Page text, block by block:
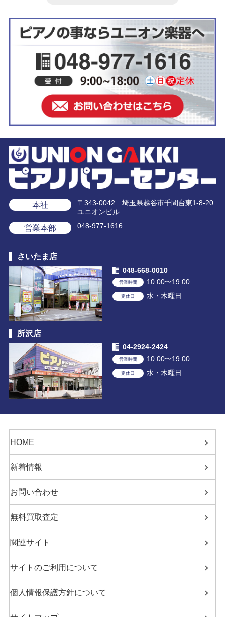
本社
〒343-0042 埼玉県越谷市千間台東1-8-20
ユニオンビル
営業本部 048-977-1616
さいたま店
048-668-0010
営業時間 10:00〜19:00
定休日 水・木曜日
所沢店
04-2924-2424
営業時間 10:00〜19:00
定休日 水・木曜日
HOME
新着情報
お問い合わせ
無料買取査定
関連サイト
サイトのご利用について
個人情報保護方針について